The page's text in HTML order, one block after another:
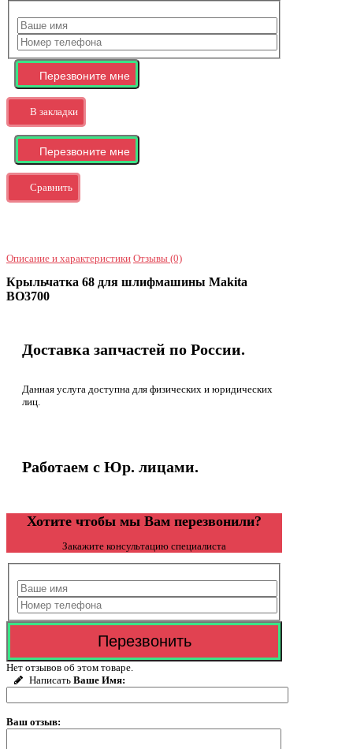
В закладки
Сравнить
Описание и характеристики Отзывы (0)
Крыльчатка 68 для шлифмашины Makita
BO3700
Доставка запчастей по России.
Данная услуга доступна для физических и юридических
лиц.
Работаем с Юр. лицами.
Хотите чтобы мы Вам перезвонили?
Закажите консультацию специалиста
Нет отзывов об этом товаре.
Написать Ваше Имя:
Ваш отзыв: